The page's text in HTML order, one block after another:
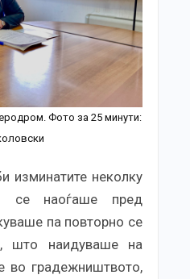
Фото за 25 минути:
изминатите неколку
се наоѓаше пред
па повторно се
што наидуваше на
во градежништвото,